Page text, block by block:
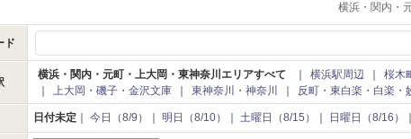
横浜・関内・
ド
横浜・関内・元町・上大岡・東神奈川エリアすべて 横浜駅周辺 桜木
上大岡・磯子・金沢文庫 東神奈川・神奈川 反町・東白楽・白楽・
日付未定 今日（8/9） 明日（8/10） 土曜日（8/15） 日曜日（8/16）